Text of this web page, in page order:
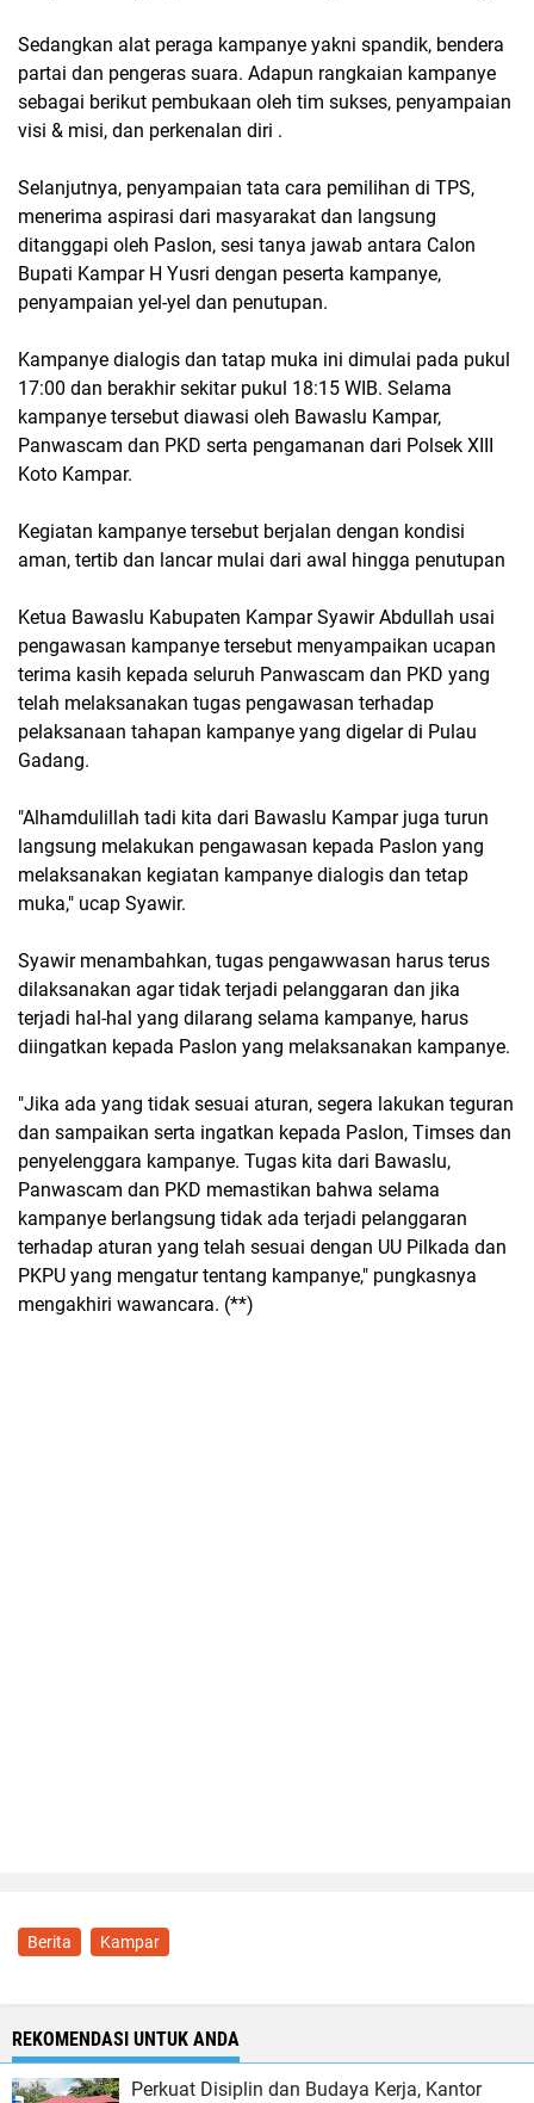
Sedangkan alat peraga kampanye yakni spandik, bendera
partai dan pengeras suara. Adapun rangkaian kampanye
sebagai berikut pembukaan oleh tim sukses, penyampaian
visi & misi, dan perkenalan diri .
Selanjutnya, penyampaian tata cara pemilihan di TPS,
menerima aspirasi dari masyarakat dan langsung
ditanggapi oleh Paslon, sesi tanya jawab antara Calon
Bupati Kampar H Yusri dengan peserta kampanye,
penyampaian yel-yel dan penutupan.
Kampanye dialogis dan tatap muka ini dimulai pada pukul
17:00 dan berakhir sekitar pukul 18:15 WIB. Selama
kampanye tersebut diawasi oleh Bawaslu Kampar,
Panwascam dan PKD serta pengamanan dari Polsek XIII
Koto Kampar.
Kegiatan kampanye tersebut berjalan dengan kondisi
aman, tertib dan lancar mulai dari awal hingga penutupan
Ketua Bawaslu Kabupaten Kampar Syawir Abdullah usai
pengawasan kampanye tersebut menyampaikan ucapan
terima kasih kepada seluruh Panwascam dan PKD yang
telah melaksanakan tugas pengawasan terhadap
pelaksanaan tahapan kampanye yang digelar di Pulau
Gadang.
"Alhamdulillah tadi kita dari Bawaslu Kampar juga turun
langsung melakukan pengawasan kepada Paslon yang
melaksanakan kegiatan kampanye dialogis dan tetap
muka," ucap Syawir.
Syawir menambahkan, tugas pengawwasan harus terus
dilaksanakan agar tidak terjadi pelanggaran dan jika
terjadi hal-hal yang dilarang selama kampanye, harus
diingatkan kepada Paslon yang melaksanakan kampanye.
"Jika ada yang tidak sesuai aturan, segera lakukan teguran
dan sampaikan serta ingatkan kepada Paslon, Timses dan
penyelenggara kampanye. Tugas kita dari Bawaslu,
Panwascam dan PKD memastikan bahwa selama
kampanye berlangsung tidak ada terjadi pelanggaran
terhadap aturan yang telah sesuai dengan UU Pilkada dan
PKPU yang mengatur tentang kampanye," pungkasnya
mengakhiri wawancara. (**)
Berita Kampar
REKOMENDASI UNTUK ANDA
Perkuat Disiplin dan Budaya Kerja, Kantor